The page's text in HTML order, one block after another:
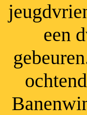
een